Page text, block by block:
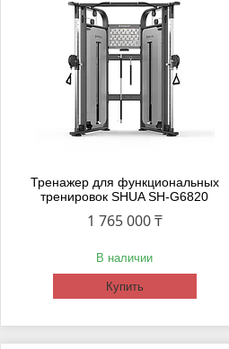
Тренажер для функциональных
тренировок SHUA SH-G6820
1 765 000 ₸
В наличии
Купить